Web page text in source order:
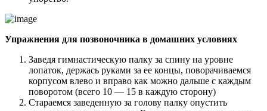
Упражнения для позвоночника в домашних условиях
Заведя гимнастическую палку за спину на уровне
лопаток, держась руками за ее концы, поворачиваемся
корпусом влево и вправо как можно дальше с каждым
поворотом (всего 10 — 15 в каждую сторону)
Стараемся заведенную за голову палку опустить